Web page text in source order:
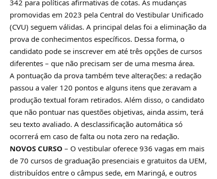
342 para políticas afirmativas de cotas. As mudanças
promovidas em 2023 pela Central do Vestibular Unificado
(CVU) seguem válidas. A principal delas foi a eliminação da
prova de conhecimentos específicos. Dessa forma, o
candidato pode se inscrever em até três opções de cursos
diferentes – que não precisam ser de uma mesma área.
A pontuação da prova também teve alterações: a redação
passou a valer 120 pontos e alguns itens que zeravam a
produção textual foram retirados. Além disso, o candidato
que não pontuar nas questões objetivas, ainda assim, terá
seu texto avaliado. A desclassificação automática só
ocorrerá em caso de falta ou nota zero na redação.
NOVOS CURSO – O vestibular oferece 936 vagas em mais
de 70 cursos de graduação presenciais e gratuitos da UEM,
distribuídos entre o câmpus sede, em Maringá, e outros